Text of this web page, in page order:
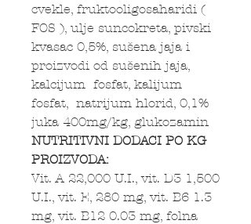
cvekle, fruktooligosaharidi (
FOS ), ulje suncokreta, pivski
kvasac 0,5%, sušena jaja i
proizvodi od sušenih jaja,
kalcijum fosfat, kalijum
fosfat, natrijum hlorid, 0,1%
juka 400mg/kg, glukozamin
NUTRITIVNI DODACI PO KG
PROIZVODA:
Vit. A 22,000 U.I., vit. D3 1,500
U.I., vit. E, 280 mg, vit. B6 1.3
mg, vit. B12 0.03 mg, folna